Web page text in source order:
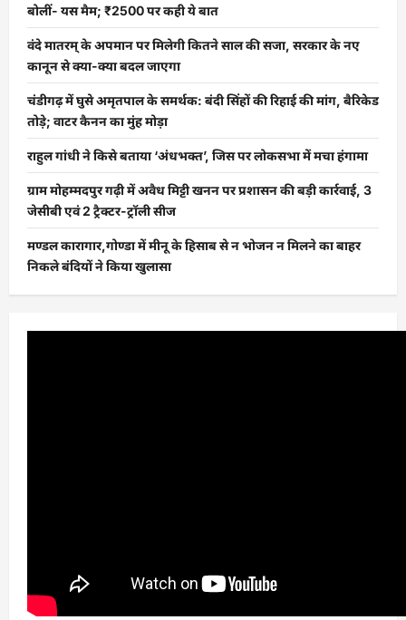
बोलीं- यस मैम; ₹2500 पर कही ये बात
वंदे मातरम् के अपमान पर मिलेगी कितने साल की सजा, सरकार के नए
कानून से क्या-क्या बदल जाएगा
चंडीगढ़ में घुसे अमृतपाल के समर्थक: बंदी सिंहों की रिहाई की मांग, बैरिकेड
तोड़े; वाटर कैनन का मुंह मोड़ा
राहुल गांधी ने किसे बताया ‘अंधभक्त’, जिस पर लोकसभा में मचा हंगामा
ग्राम मोहम्मदपुर गढ़ी में अवैध मिट्टी खनन पर प्रशासन की बड़ी कार्रवाई, 3
जेसीबी एवं 2 ट्रैक्टर-ट्रॉली सीज
मण्डल कारागार,गोण्डा में मीनू के हिसाब से न भोजन न मिलने का बाहर
निकले बंदियों ने किया खुलासा